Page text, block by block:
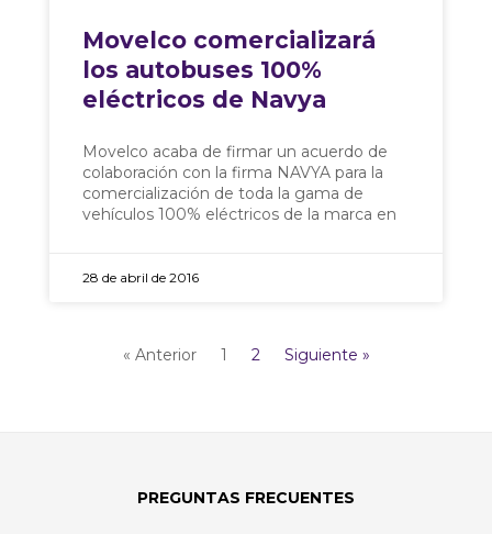
Movelco comercializará
los autobuses 100%
eléctricos de Navya
Movelco acaba de firmar un acuerdo de
colaboración con la firma NAVYA para la
comercialización de toda la gama de
vehículos 100% eléctricos de la marca en
28 de abril de 2016
« Anterior 1 2 Siguiente »
PREGUNTAS FRECUENTES